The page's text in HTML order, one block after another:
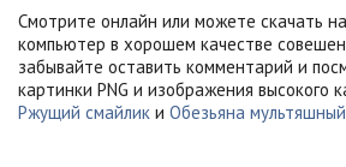
Смотрите онлайн или можете скачать
компьютер в хорошем качестве
забывайте оставить комментарий и
картинки PNG и изображения высокого
Ржущий смайлик и Обезьяна мультяшный